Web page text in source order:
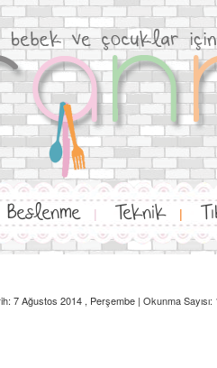
Beslenme | Teknik |
7 Ağustos 2014 , Perşembe | Okunma Sayısı: